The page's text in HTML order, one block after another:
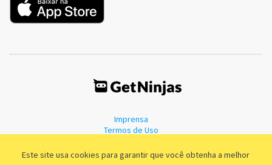
Este site usa cookies para garantir que você obtenha a melhor
Imprensa
Termos de Uso